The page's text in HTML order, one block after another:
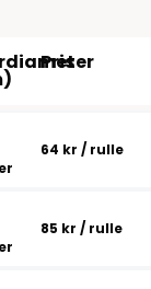
Pris
64 kr / rulle
85 kr / rulle